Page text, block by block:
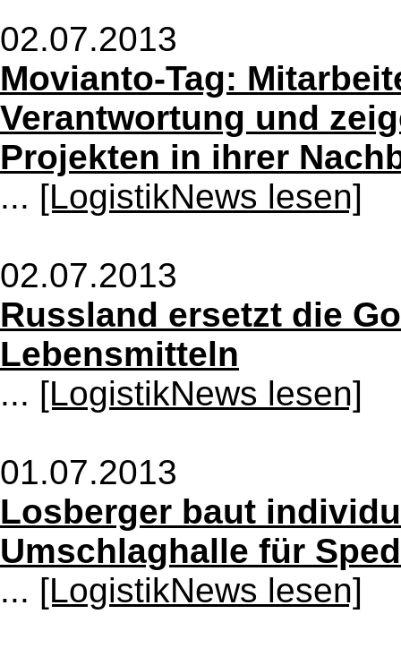
02.07.2013
Movianto-Tag:
Verantwortung und
Projekten in ihrer
... [LogistikNews lesen]
02.07.2013
Russland ersetzt die
Lebensmitteln
... [LogistikNews lesen]
01.07.2013
Losberger baut
Umschlaghalle für
... [LogistikNews lesen]